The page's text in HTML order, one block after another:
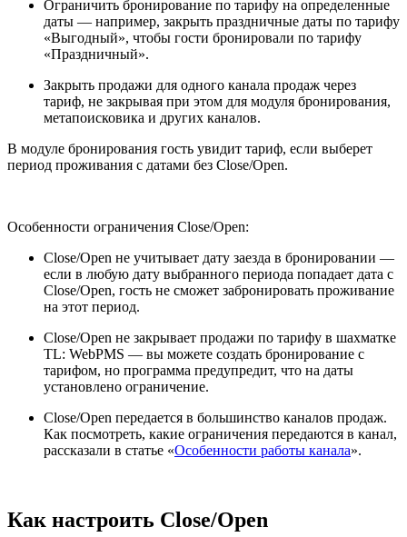
Ограничить бронирование по тарифу на определенные
даты — например, закрыть праздничные даты по тарифу
«Выгодный», чтобы гости бронировали по тарифу
«Праздничный».
Закрыть продажи для одного канала продаж через
тариф, не закрывая при этом для модуля бронирования,
метапоисковика и других каналов.
В модуле бронирования гость увидит тариф, если выберет
период проживания с датами без Close/Open.
Особенности ограничения Close/Open:
Close/Open не учитывает дату заезда в бронировании —
если в любую дату выбранного периода попадает дата с
Close/Open, гость не сможет забронировать проживание
на этот период.
Close/Open не закрывает продажи по тарифу в шахматке
TL: WebPMS — вы можете создать бронирование с
тарифом, но программа предупредит, что на даты
установлено ограничение.
Close/Open передается в большинство каналов продаж.
Как посмотреть, какие ограничения передаются в канал,
рассказали в статье «Особенности работы канала».
Как настроить Close/Open